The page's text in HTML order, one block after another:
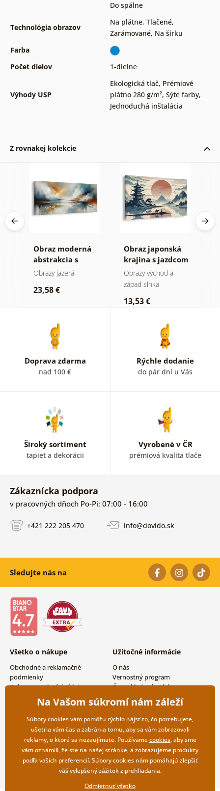
Do spálne
Technológia obrazov
Na plátne, Tlačené,
Zarámované, Na šírku
Farba
Počet dielov
1-dielne
Výhody USP
Ekologická tlač, Prémiové
plátno 280 g/m², Sýte farby,
Jednoduchá inštalácia
Z rovnakej kolekcie
Obraz moderná
abstrakcia s
prírodou
Obrazy jazerá
23,58 €
Obraz japonská
krajina s jazdcom
Obrazy východ a
západ slnka
13,53 €
Doprava zdarma
nad 100 €
Rýchle dodanie
do pár dní u Vás
Široký sortiment
tapiet a dekorácii
Vyrobené v ČR
prémiová kvalita tlače
Zákaznícka podpora
v pracovných dňoch Po-Pi: 07:00 - 16:00
+421 222 205 470 info@dovido.sk
Sledujte nás na
Všetko o nákupe
Obchodné a reklamačné
podmienky
Ochrana osobných údajov
Možnosti dopravy a platby
Vrátenie tovaru
Užitočné informácie
O nás
Vernostný program
Často kladené otázky
Magazín
Kontakty
Veľkoobchodná spolupráca
Na Vašom súkromí nám záleží
Súbory cookies vám pomôžu rýchlo nájsť to, čo potrebujete,
ušetria vám čas a zabránia tomu, aby sa vám zobrazovali
reklamy, o ktoré sa nezaujímate. Používamecookies, aby sme
vám oznámili, že ste na našej stránke, a zobrazujeme produkty
podľa vašich preferencií. Súbory cookies nám pomáhajú zlepšiť
váš vylepšený zážitok z prehliadania.
Odmietnuť všetko